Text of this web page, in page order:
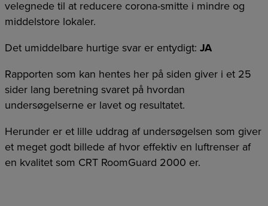
velegnede til at reducere corona-smitte i mindre og
middelstore lokaler.
Det umiddelbare hurtige svar er entydigt: JA
Rapporten som kan hentes her på siden giver i et 25
sider lang beretning svaret på hvordan
undersøgelserne er lavet og resultatet.
Herunder er et lille uddrag af undersøgelsen som giver
et meget godt billede af hvor effektiv en luftrenser af
en kvalitet som CRT RoomGuard 2000 er.